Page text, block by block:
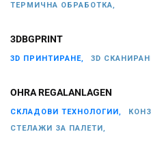
ТЕРМИЧНА ОБРАБОТКА,
3DBGPRINT
3D ПРИНТИРАНЕ, 3D
OHRA REGALANLAGEN
СКЛАДОВИ ТЕХНОЛОГИИ,
СТЕЛАЖИ ЗА ПАЛЕТИ,